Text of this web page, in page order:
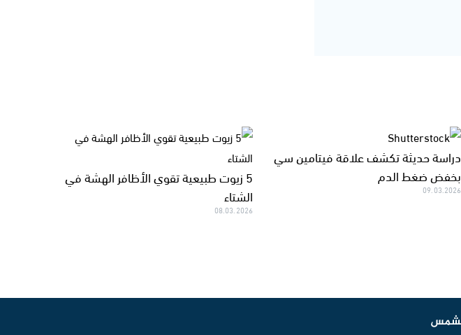
دراسة حديثة تكشف علاقة فيتامين سي
بخفض ضغط الدم
09.03.2026
5 زيوت طبيعية تقوي الأظافر الهشة في
الشتاء
08.03.2026